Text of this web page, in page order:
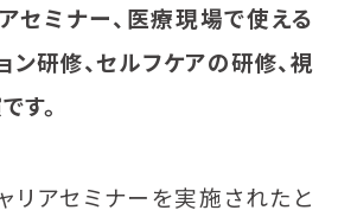
セミナー、医療現場で使える
ン研修、セルフケアの研修、視
す。
リアセミナーを実施されたと